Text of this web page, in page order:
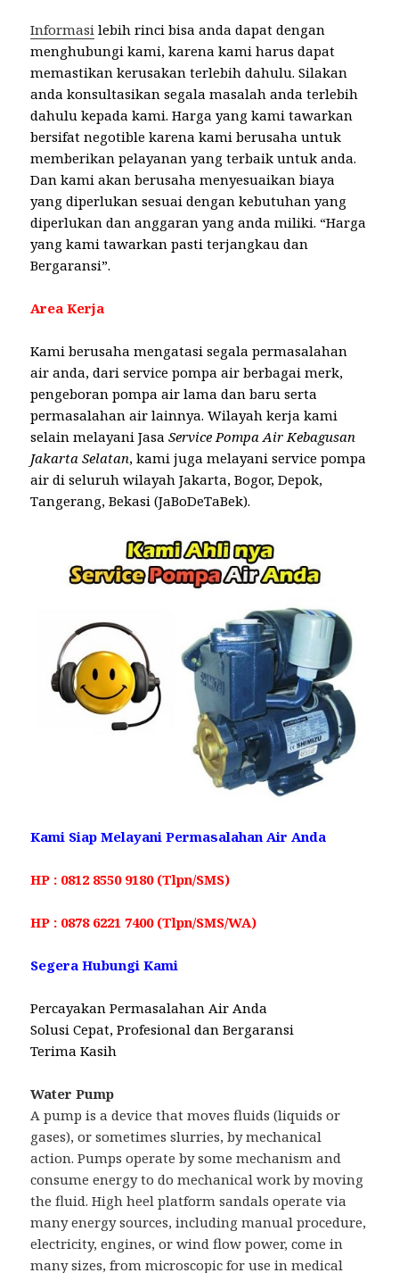
Informasi lebih rinci bisa anda dapat dengan
menghubungi kami, karena kami harus dapat
memastikan kerusakan terlebih dahulu. Silakan
anda konsultasikan segala masalah anda terlebih
dahulu kepada kami. Harga yang kami tawarkan
bersifat negotible karena kami berusaha untuk
memberikan pelayanan yang terbaik untuk anda.
Dan kami akan berusaha menyesuaikan biaya
yang diperlukan sesuai dengan kebutuhan yang
diperlukan dan anggaran yang anda miliki. “Harga
yang kami tawarkan pasti terjangkau dan
Bergaransi”.
Area Kerja
Kami berusaha mengatasi segala permasalahan
air anda, dari service pompa air berbagai merk,
pengeboran pompa air lama dan baru serta
permasalahan air lainnya. Wilayah kerja kami
selain melayani JasaService Pompa Air Kebagusan
Jakarta Selatan, kami juga melayani service pompa
air di seluruh wilayah Jakarta, Bogor, Depok,
Tangerang, Bekasi (JaBoDeTaBek).
Kami Siap Melayani Permasalahan Air Anda
HP : 0812 8550 9180 (Tlpn/SMS)
HP : 0878 6221 7400 (Tlpn/SMS/WA)
Segera Hubungi Kami
Percayakan Permasalahan Air Anda
Solusi Cepat, Profesional dan Bergaransi
Terima Kasih
Water Pump
A pump is a device that moves fluids (liquids or
gases), or sometimes slurries, by mechanical
action. Pumps operate by some mechanism and
consume energy to do mechanical work by moving
the fluid. High heel platform sandals operate via
many energy sources, including manual procedure,
electricity, engines, or wind flow power, come in
many sizes, from microscopic for use in medical